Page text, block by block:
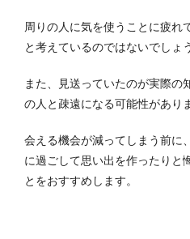
周りの人に気を使うことに疲れ
と考えているのではないでしょ
また、見送っていたのが実際の
の人と疎遠になる可能性があり
会える機会が減ってしまう前に
に過ごして思い出を作ったりと
とをおすすめします。